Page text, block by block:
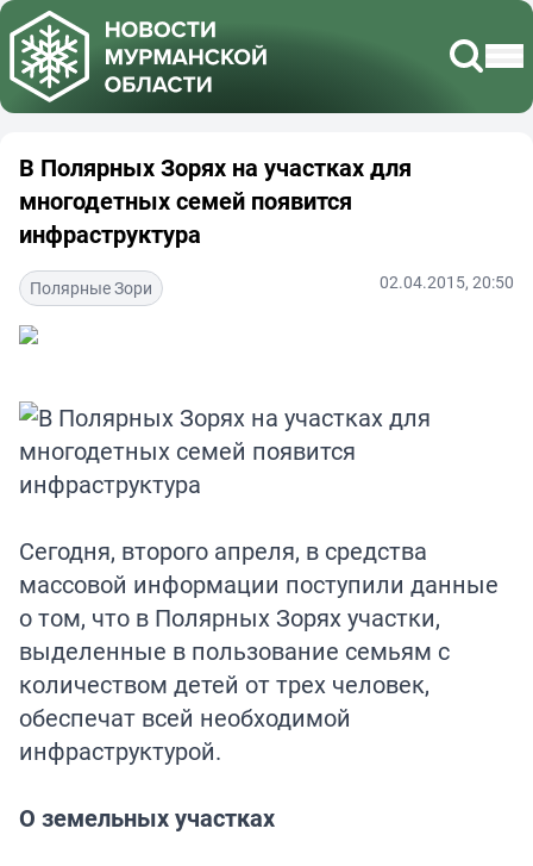
В Полярных Зорях на участках для
многодетных семей появится
инфраструктура
Полярные Зори 02.04.2015, 20:50
Сегодня, второго апреля, в средства
массовой информации поступили данные
о том, что в Полярных Зорях участки,
выделенные в пользование семьям с
количеством детей от трех человек,
обеспечат всей необходимой
инфраструктурой.
О земельных участках